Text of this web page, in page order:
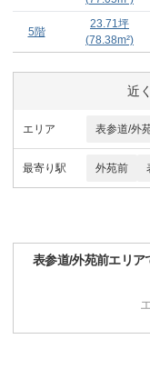
5階
23.71坪
(78.38m²)
近
エリア 表参道/外
最寄り駅 外苑前
表参道/外苑前エリア